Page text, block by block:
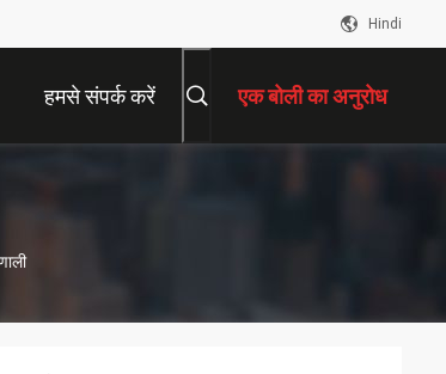
Hindi
हमसे संपर्क करें एक बोली का अनुरोध